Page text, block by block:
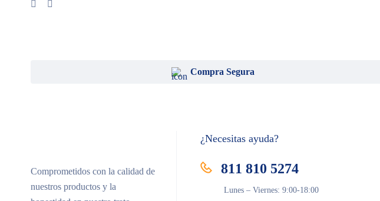
Compra Segura
Comprometidos con la calidad de
nuestros productos y la
¿Necesitas ayuda?
811 810 5274
Lunes – Viernes: 9:00-18:00